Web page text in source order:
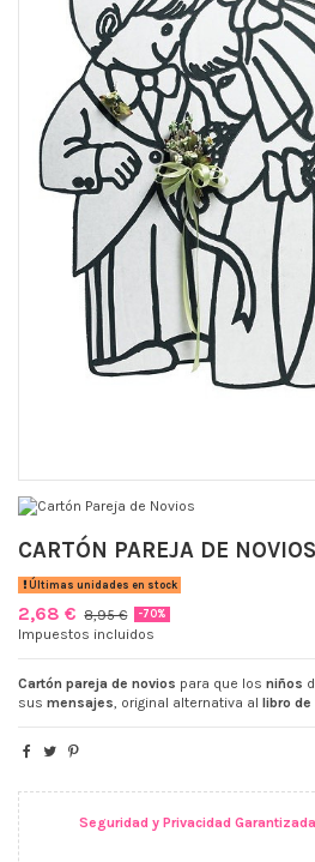
CARTÓN PAREJA DE NOVIOS
Últimas unidades en stock
2,68 € 8,95 € -70%
Impuestos incluidos
Cartón pareja de novios para que los niños
sus mensajes , original alternativa al libro
Seguridad y Privacidad Garantizada